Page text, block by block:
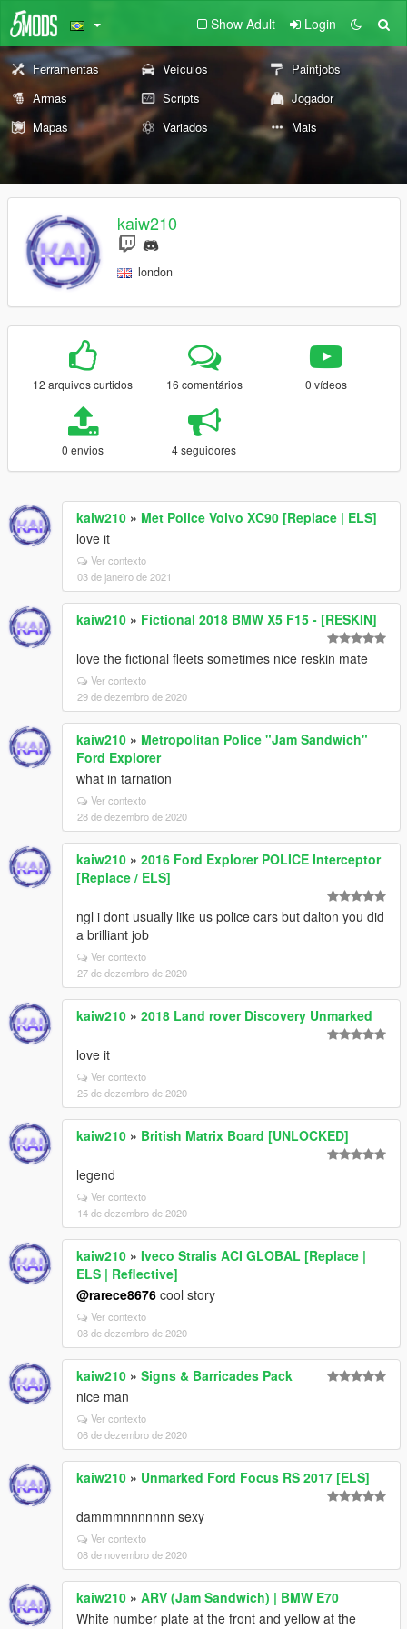
Show Adult Login
Ferramentas Veículos
Paintjobs
Armas
Scripts
Jogador
Mapas
Variados Mais
kaiw210
london
12 arquivos curtidos 16 comentários 0 vídeos
0 envios 4 seguidores
kaiw210 » Met Police Volvo XC90 [Replace | ELS]
love it
Ver contexto
03 de janeiro de 2021
kaiw210 » Fictional 2018 BMW X5 F15 - [RESKIN]
love the fictional fleets sometimes nice reskin mate
Ver contexto
29 de dezembro de 2020
kaiw210 » Metropolitan Police "Jam Sandwich"
Ford Explorer
what in tarnation
Ver contexto
28 de dezembro de 2020
kaiw210 » 2016 Ford Explorer POLICE Interceptor
[Replace / ELS]
ngl i dont usually like us police cars but dalton you did
a brilliant job
Ver contexto
27 de dezembro de 2020
kaiw210 » 2018 Land rover Discovery Unmarked
love it
Ver contexto
25 de dezembro de 2020
kaiw210 » British Matrix Board [UNLOCKED]
legend
Ver contexto
14 de dezembro de 2020
kaiw210 » Iveco Stralis ACI GLOBAL [Replace |
ELS | Reflective]
@rarece8676 cool story
Ver contexto
08 de dezembro de 2020
kaiw210 » Signs & Barricades Pack
nice man
Ver contexto
06 de dezembro de 2020
kaiw210 » Unmarked Ford Focus RS 2017 [ELS]
dammmnnnnnnn sexy
Ver contexto
08 de novembro de 2020
kaiw210 » ARV (Jam Sandwich) | BMW E70
White number plate at the front and yellow at the